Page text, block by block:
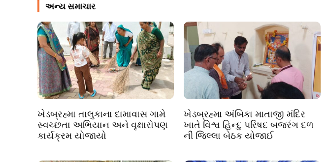
અન્ય સમાચાર
ખેડબ્રહ્મા તાલુકાના દામાવાસ ગામે
સ્વચ્છતા અભિયાન અને વૃક્ષારોપણ
કાર્યક્રમ યોજાયો
ખેડબ્રહ્મા અંબિકા માતાજી મંદિર
ખાતે વિશ્વ હિન્દુ પરિષદ બજરંગ દળ
ની જિલ્લા બેઠક યોજાઈ